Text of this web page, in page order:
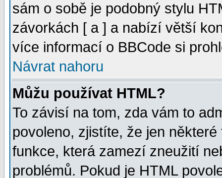
sám o sobě je podobný stylu
závorkách [ a ] a nabízí větší
více informací o BBCode si
Návrat nahoru
Můžu používat HTML?
To závisí na tom, zda vám to
povoleno, zjistíte, že jen
funkce, která zamezí zneužití
problémů. Pokud je HTML